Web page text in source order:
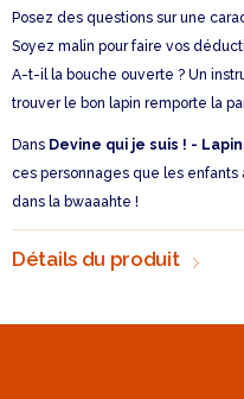
Posez des questions sur une
Soyez malin pour faire vos
A-t-il la bouche ouverte ? Un
trouver le bon lapin remporte la
Dans Devine qui je suis ! -
ces personnages que les enfants
dans la bwaaahte !
Détails du produit